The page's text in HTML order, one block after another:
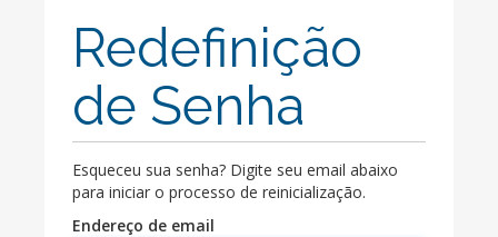
Redefinição
de Senha
Esqueceu sua senha? Digite seu email abaixo
para iniciar o processo de reinicialização.
Endereço de email